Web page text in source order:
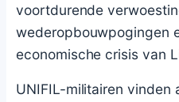
voortdurende
wederopbouwpogingen
economische crisis van
UNIFIL-militairen vinden